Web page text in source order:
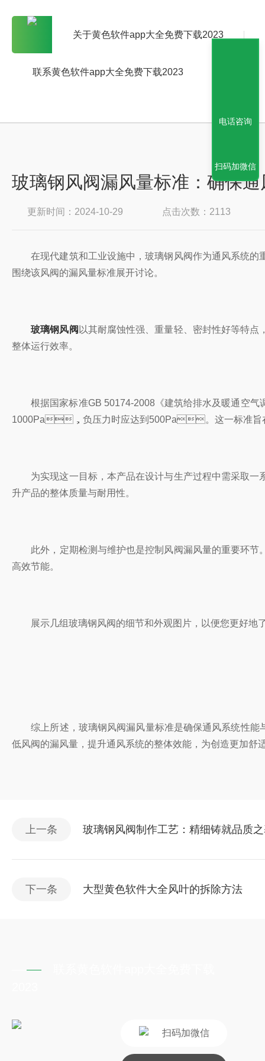
关于黄色软件app大全免费下载2023
联系黄色软件app大全免费下载2023
玻璃钢风阀漏风量标准：确保
更新时间：2024-10-29 点击次数：2113
在现代建筑和工业设施中，玻璃钢风阀作为通风系统的重
围绕该风阀的漏风量标准展开讨论。
玻璃钢风阀 以其耐腐蚀性强、重量轻、密封性好等
整体运行效率。
根据国家标准GB 50174-2008《建筑给排水及暖通空气调节工
1000Pa，负压力时应达到500Pa。这一标准旨在确保
为实现这一目标，本产品在设计与生产过程中需采取一系列措
升产品的整体质量与耐用性。
此外，定期检测与维护也是控制风阀漏风量的重要环节
高效节能。
展示几组玻璃钢风阀的细节和外观图片，以便您更好地了
综上所述，玻璃钢风阀漏风量标准是确保通风系统性能
低风阀的漏风量，提升通风系统的整体效能，为创造更加舒
上一条 玻璃钢风阀制作工艺：精细铸就品质
下一条 大型黄色软件大全风叶的拆除方法
扫码加微信
电话咨询
扫码加微信